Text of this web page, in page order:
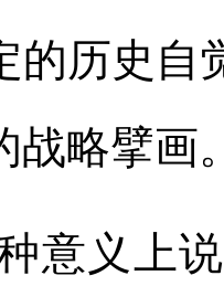
的历史自
略擘画。
意义上